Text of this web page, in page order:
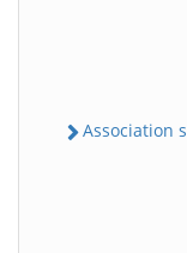
Association